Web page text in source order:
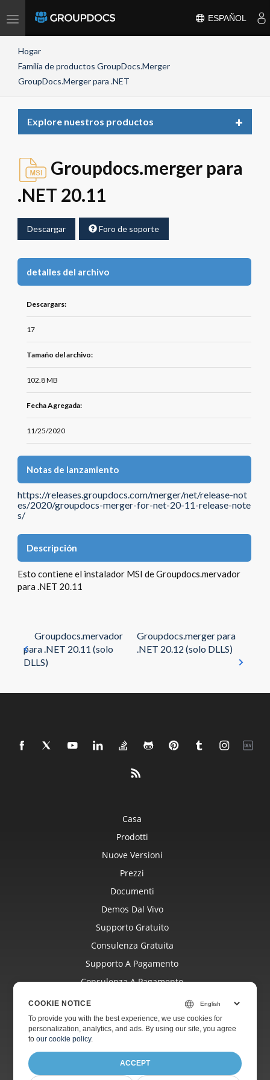
Toggle
ESPAÑOL
Hogar
Familia de productos GroupDocs.Merger
GroupDocs.Merger para .NET
Explore nuestros productos
Toggle
Groupdocs.merger para
.NET 20.11
Descargar Foro de soporte
detalles del archivo
Descargars:
17
Tamaño del archivo:
102.8 MB
Fecha Agregada:
11/25/2020
Notas de lanzamiento
https://releases.groupdocs.com/merger/net/release-not
es/2020/groupdocs-merger-for-net-20-11-release-note
s/
Descripción
Esto contiene el instalador MSI de Groupdocs.mervador
para .NET 20.11
Groupdocs.mervador
para .NET 20.11 (solo
DLLS)
Groupdocs.merger para
.NET 20.12 (solo DLLS)
Casa
Prodotti
Nuove Versioni
Prezzi
Documenti
Demos Dal Vivo
Supporto Gratuito
Consulenza Gratuita
Supporto A Pagamento
Consulenza A Pagamento
Siti Web
COOKIE NOTICE
To provide you with the best experience, we use cookies for
personalization, analytics, and ads. By using our site, you agree
toour cookie policy.
ACCEPT